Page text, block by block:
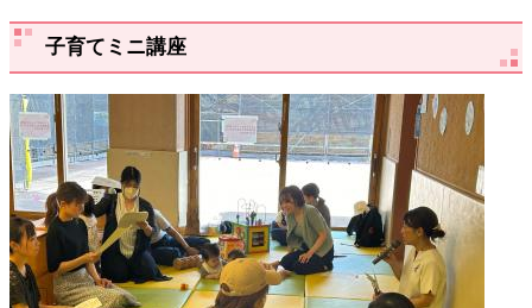
子育てミニ講座